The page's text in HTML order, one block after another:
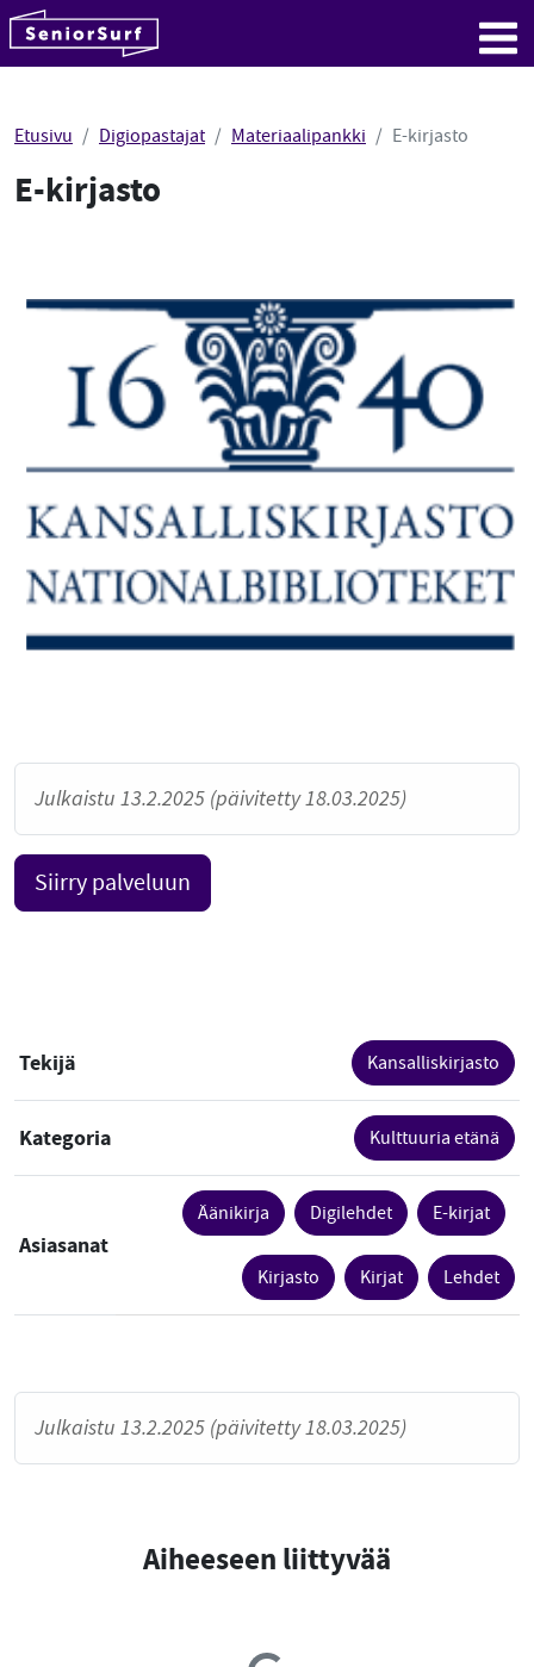
Hyppää sisältöön
Etusivu Digiopastajat Materiaalipankki E-kirjasto
E-kirjasto
Julkaistu 13.2.2025 (päivitetty 18.03.2025)
Siirry palveluun
Tekijä Kansalliskirjasto
Kategoria Kulttuuria etänä
Asiasanat
Äänikirja Digilehdet E-kirjat
Kirjasto Kirjat Lehdet
Julkaistu 13.2.2025 (päivitetty 18.03.2025)
Aiheeseen liittyvää